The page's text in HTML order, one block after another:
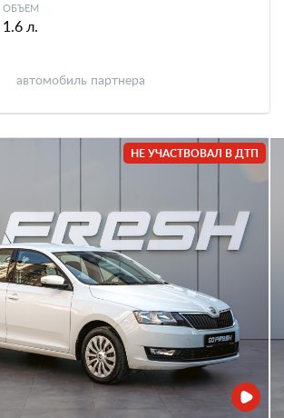
ОБЪЕМ
1.6 л.
автомобиль партнера
НЕ УЧАСТВОВАЛ В ДТП